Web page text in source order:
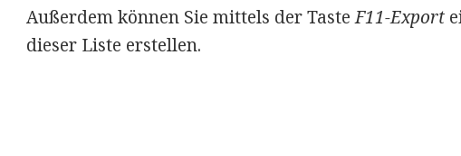
Außerdem können Sie mittels der TasteF11-Export
dieser Liste erstellen.